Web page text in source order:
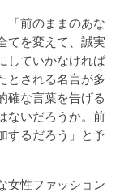
「前のままのあな
てを変えて、誠実
していかなければ
とされる名言が多
確な言葉を告げる
ないだろうか。前
するだろう」と予
女性ファッション